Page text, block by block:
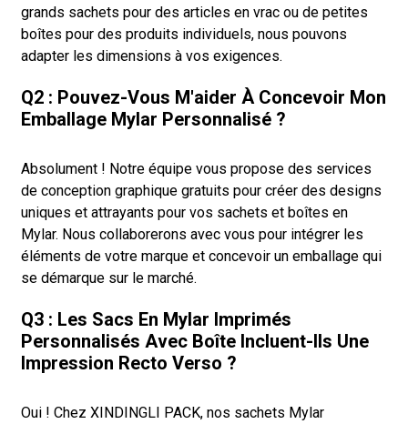
grands sachets pour des articles en vrac ou de petites
boîtes pour des produits individuels, nous pouvons
adapter les dimensions à vos exigences.
Q2 : Pouvez-Vous M'aider À Concevoir Mon
Emballage Mylar Personnalisé ?
Absolument ! Notre équipe vous propose des services
de conception graphique gratuits pour créer des designs
uniques et attrayants pour vos sachets et boîtes en
Mylar. Nous collaborerons avec vous pour intégrer les
éléments de votre marque et concevoir un emballage qui
se démarque sur le marché.
Q3 : Les Sacs En Mylar Imprimés
Personnalisés Avec Boîte Incluent-Ils Une
Impression Recto Verso ?
Oui ! Chez XINDINGLI PACK, nos sachets Mylar